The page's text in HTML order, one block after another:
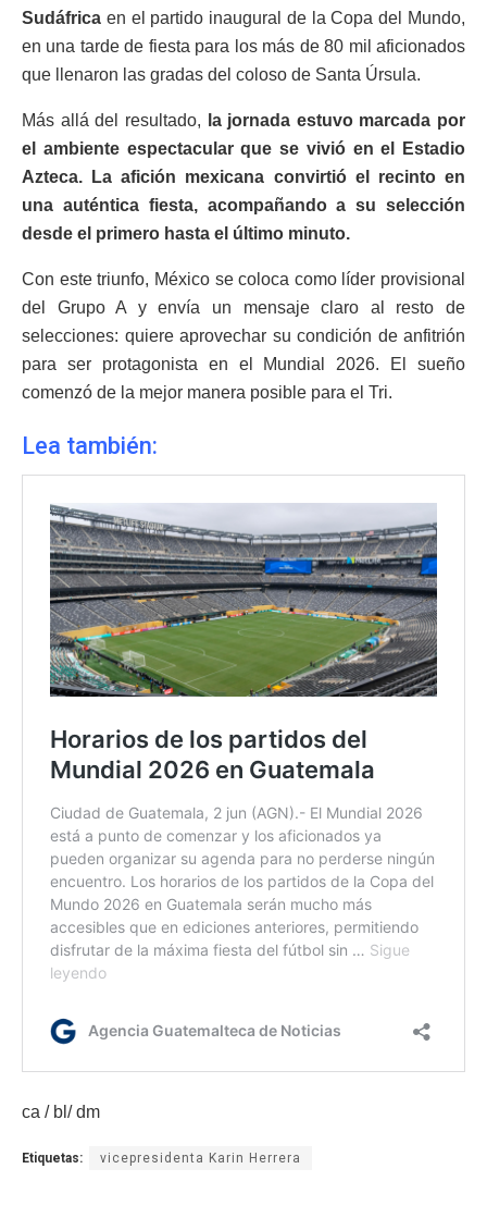
Sudáfrica en el partido inaugural de la Copa del Mundo,
en una tarde de fiesta para los más de 80 mil aficionados
que llenaron las gradas del coloso de Santa Úrsula.
Más allá del resultado,
la jornada estuvo marcada por
el ambiente espectacular que se vivió en el Estadio
Azteca. La afición mexicana convirtió el recinto en
una auténtica fiesta, acompañando a su selección
desde el primero hasta el último minuto.
Con este triunfo, México se coloca como líder provisional
del Grupo A y envía un mensaje claro al resto de
selecciones: quiere aprovechar su condición de anfitrión
para ser protagonista en el Mundial 2026. El sueño
comenzó de la mejor manera posible para el Tri.
Lea también:
ca / bl/ dm
Etiquetas: vicepresidenta Karin Herrera